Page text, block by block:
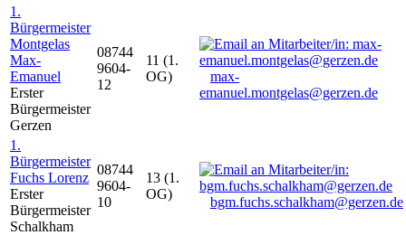
1.
Bürgermeister
Montgelas
Max-
Emanuel
Erster
Bürgermeister
Gerzen
08744
9604-
12
11 (1.
OG)
max-
emanuel.montgelas@gerzen.de
1.
Bürgermeister
Fuchs Lorenz
Erster
Bürgermeister
Schalkham
08744
9604-
10
13 (1.
OG)
bgm.fuchs.schalkham@gerzen.de